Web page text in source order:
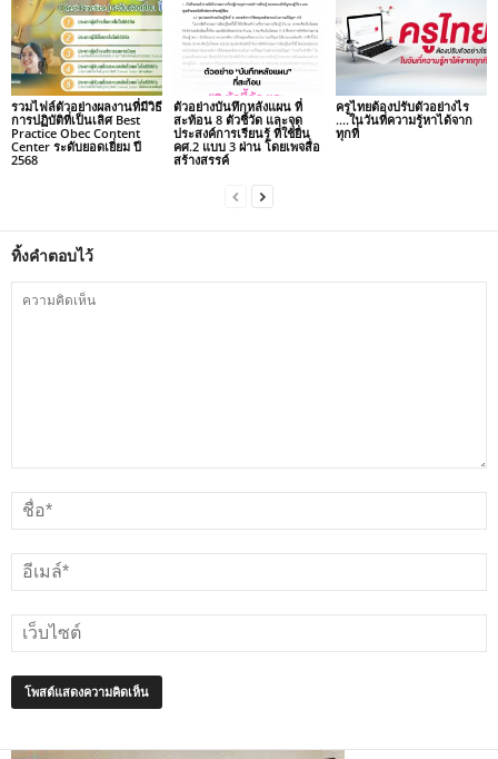
รวมไฟล์ตัวอย่างผลงานที่มีวิธี
การปฏิบัติที่เป็นเลิศ Best
Practice Obec Content
Center ระดับยอดเยี่ยม ปี
2568
ตัวอย่างบันทึกหลังแผน ที่
สะท้อน 8 ตัวชี้วัด และจุด
ประสงค์การเรียนรู้ ที่ใช้ยื่น
คศ.2 แบบ 3 ผ่าน โดยเพจสื่อ
สร้างสรรค์
ครูไทยต้องปรับตัวอย่างไร
….ในวันที่ความรู้หาได้จาก
ทุกที่
ทิ้งคำตอบไว้